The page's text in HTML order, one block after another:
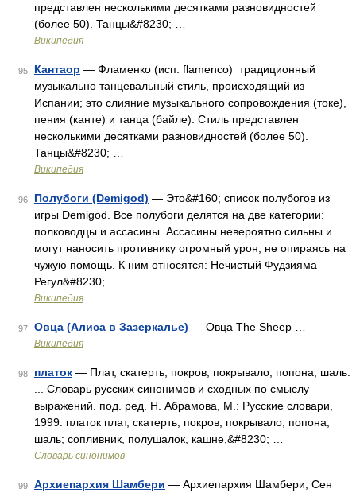
представлен несколькими десятками разновидностей
(более 50). Танцы&#8230; …
Википедия
95 Кантаор — Фламенко (исп. flamenco) традиционный
музыкально танцевальный стиль, происходящий из
Испании; это слияние музыкального сопровождения (токе),
пения (канте) и танца (байле). Стиль представлен
несколькими десятками разновидностей (более 50).
Танцы&#8230; …
Википедия
96 Полубоги (Demigod) — Это&#160; список полубогов из
игры Demigod. Все полубоги делятся на две категории:
полководцы и ассасины. Ассасины невероятно сильны и
могут наносить противнику огромный урон, не опираясь на
чужую помощь. К ним относятся: Нечистый Фудзияма
Регул&#8230; …
Википедия
97 Овца (Алиса в Зазеркалье) — Овца The Sheep …
Википедия
98 платок — Плат, скатерть, покров, покрывало, попона, шаль.
... Словарь русских синонимов и сходных по смыслу
выражений. под. ред. Н. Абрамова, М.: Русские словари,
1999. платок плат, скатерть, покров, покрывало, попона,
шаль; сопливник, полушалок, кашне,&#8230; …
Словарь синонимов
99 Архиепархия Шамбери — Архиепархия Шамбери, Сен